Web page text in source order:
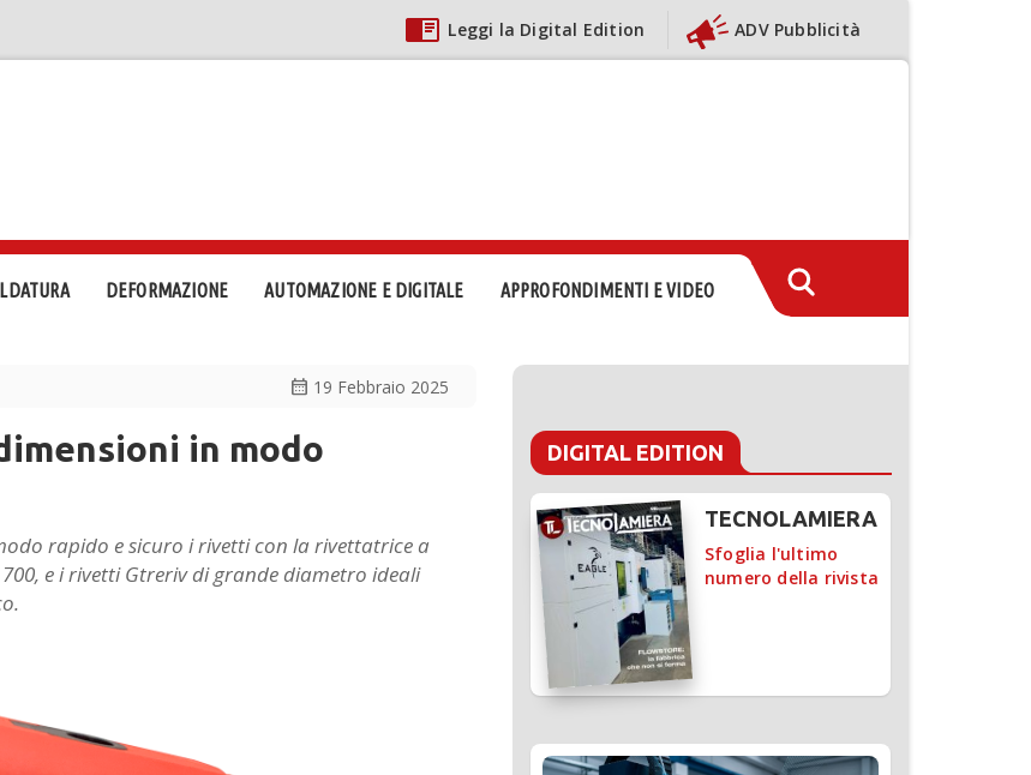
Leggi la Digital Edition ADV Pubblicità
DEFORMAZIONE AUTOMAZIONE E DIGITALE APPROFONDIMENTI E VIDEO
calendar_month 19 Febbraio 2025
in modo
rapido e sicuro i rivetti con la rivettatrice a
e i rivetti Gtreriv di grande diametro ideali
DIGITAL EDITION
TECNOLAMIERA
Sfoglia l'ultimo
numero della rivista